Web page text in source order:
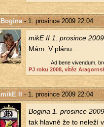
Bogina- 1. prosince 2009 22:04
mikE II 1. pro­sin­ce
Mám. V plánu...
Ad bene vi­ven­dum,
PJ roku 2008, vítěz
mikE II - 1. prosince 2009 22:04
Bo­gi­na 1. pro­sin­ce
tak hlav­ně že to ne­le­ží